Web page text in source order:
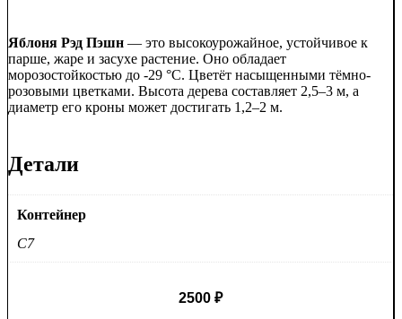
Яблоня Рэд Пэшн — это высокоурожайное, устойчивое к
парше, жаре и засухе растение. Оно обладает
морозостойкостью до -29 °C. Цветёт насыщенными тёмно-
розовыми цветками. Высота дерева составляет 2,5–3 м, а
диаметр его кроны может достигать 1,2–2 м.
Детали
Контейнер
C7
2500 ₽